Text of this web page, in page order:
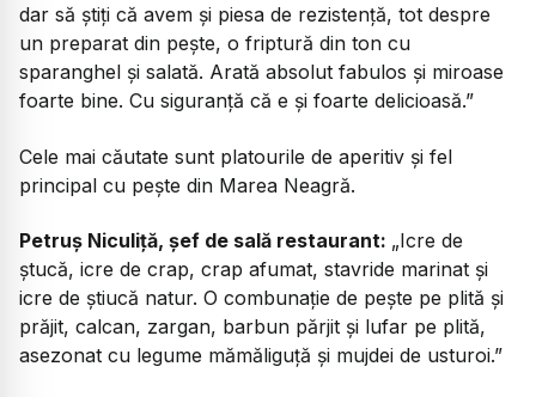
dar să știți că avem și piesa de rezistență, tot despre
un preparat din pește, o friptură din ton cu
sparanghel și salată. Arată absolut fabulos și miroase
foarte bine. Cu siguranță că e și foarte delicioasă.”
Cele mai căutate sunt platourile de aperitiv și fel
principal cu pește din Marea Neagră.
Petruș Niculiță, șef de sală restaurant: „Icre de
ștucă, icre de crap, crap afumat, stavride marinat și
icre de știucă natur. O combunație de pește pe plită și
prăjit, calcan, zargan, barbun părjit și lufar pe plită,
asezonat cu legume mămăliguță și mujdei de usturoi.”